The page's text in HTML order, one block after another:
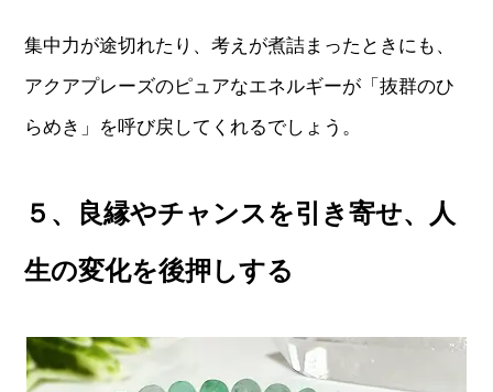
集中力が途切れたり、考えが煮詰まったときにも、
アクアプレーズのピュアなエネルギーが「抜群のひ
らめき」を呼び戻してくれるでしょう。
５、良縁やチャンスを引き寄せ、人
生の変化を後押しする